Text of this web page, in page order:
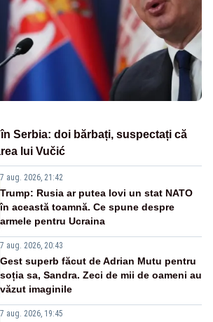
Serbia: doi bărbați, suspectați că
lui Vučić
7 aug. 2026, 21:42
Trump: Rusia ar putea lovi un stat NATO
în această toamnă. Ce spune despre
armele pentru Ucraina
7 aug. 2026, 20:43
Gest superb făcut de Adrian Mutu pentru
soția sa, Sandra. Zeci de mii de oameni au
văzut imaginile
7 aug. 2026, 19:45